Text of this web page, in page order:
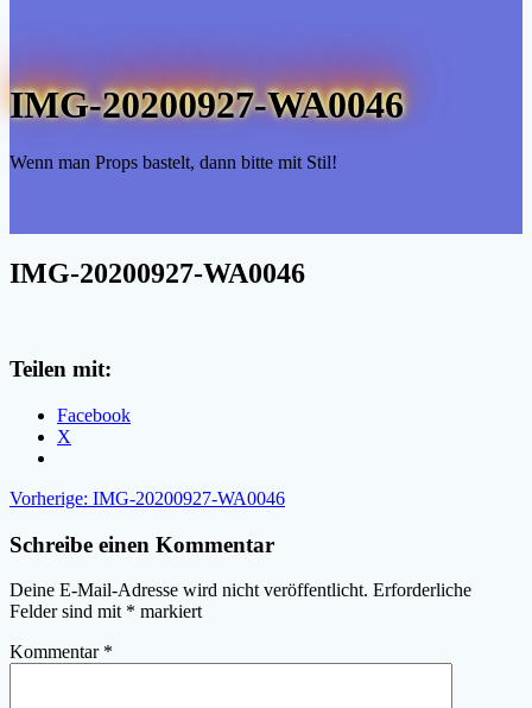
IMG-20200927-WA0046
Wenn man Props bastelt, dann bitte mit Stil!
IMG-20200927-WA0046
Teilen mit:
Facebook
X
Beitragsnavigation
Vorherige: Vorheriger
IMG-20200927-WA0046
Schreibe einen Kommentar
Deine E-Mail-Adresse wird nicht veröffentlicht. Erforderliche
Felder sind mit * markiert
Kommentar *